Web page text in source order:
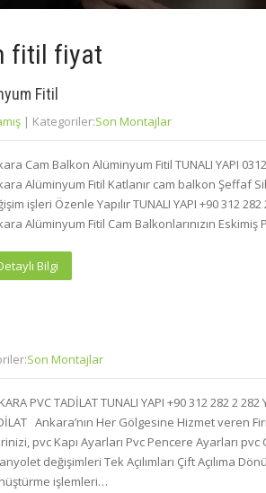
fitil fiyat
Fitil
| Kategoriler:Son Montajlar
Cam Balkon Alüminyum Fitil TUNALI YAPI
Alüminyum Fitil Katlanır cam balkon Şeffaf
işleri Özenle Yapılır TUNALI YAPI +90 312
Alüminyum Fitil Cam Balkonlarınızın
Bilgi
Son Montajlar
PVC TADİLAT TUNALI YAPI +90 312 282 2
Ankara’nın Her Gölgesine Hizmet veren
pvc Kapı Ayarları Pvc Pencere Ayarları
değişimleri Tek Açılımları Çift Açılıma
işlemleri…